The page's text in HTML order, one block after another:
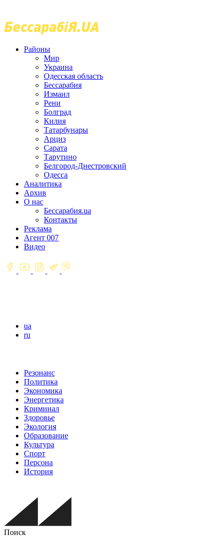
Районы
Мир
Украина
Одесская область
Бессарабия
Измаил
Рени
Болград
Килия
Татарбунары
Арциз
Сарата
Тарутино
Белгород-Днестровский
Одесса
Аналитика
Архив
О нас
Бессарабия.ua
Контакты
Реклама
Агент 007
Видео
ua
ru
Резонанс
Политика
Экономика
Энергетика
Криминал
Здоровье
Экология
Образование
Культура
Спорт
Персона
История
Поиск